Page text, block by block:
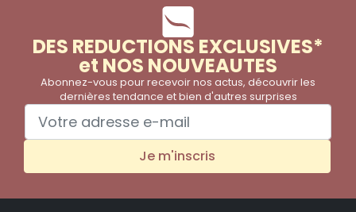
DES REDUCTIONS EXCLUSIVES*
et NOS NOUVEAUTES
Abonnez-vous pour recevoir nos actus, découvrir les
dernières tendance et bien d'autres surprises
Je m'inscris